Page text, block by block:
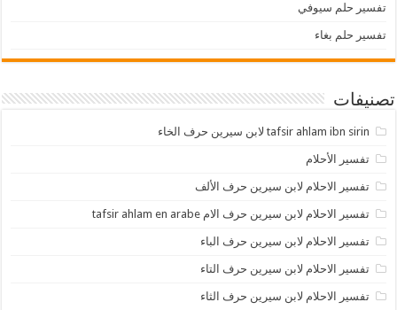
تفسير حلم سيوفي
تفسير حلم بغاء
تصنيفات
tafsir ahlam ibn sirin لابن سيرين حرف الخاء
تفسير الأحلام
تفسير الاحلام لابن سيرين حرف الألف
تفسير الاحلام لابن سيرين حرف الام tafsir ahlam en arabe
تفسير الاحلام لابن سيرين حرف الباء
تفسير الاحلام لابن سيرين حرف التاء
تفسير الاحلام لابن سيرين حرف الثاء